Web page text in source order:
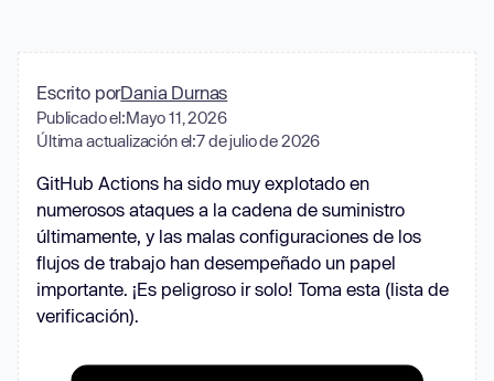
Escrito porDania Durnas
Publicado el:Mayo 11, 2026
Última actualización el:7 de julio de 2026
GitHub Actions ha sido muy explotado en
numerosos ataques a la cadena de suministro
últimamente, y las malas configuraciones de los
flujos de trabajo han desempeñado un papel
importante. ¡Es peligroso ir solo! Toma esta (lista de
verificación).